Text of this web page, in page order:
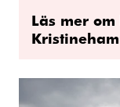
Läs mer om